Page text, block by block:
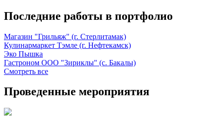
Последние работы в портфолио
Магазин "Грильяж" (г. Стерлитамак)
Кулинармаркет Тэмле (г. Нефтекамск)
Эко Пышка
Гастроном ООО "Зириклы" (с. Бакалы)
Смотреть все
Проведенные мероприятия